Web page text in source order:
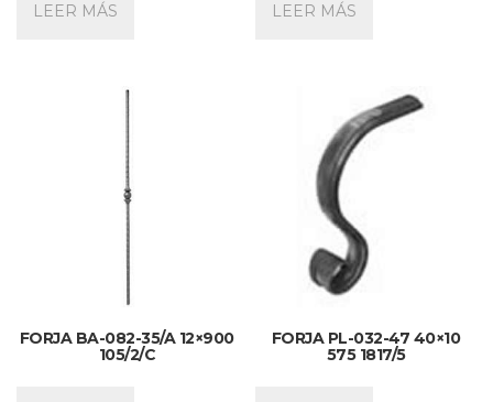
LEER MÁS LEER MÁS
FORJA BA-082-35/A 12×900
105/2/C
FORJA PL-032-47 40×10
575 1817/5